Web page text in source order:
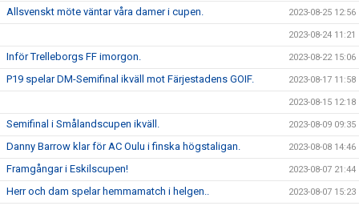
Allsvenskt möte väntar våra damer i cupen. 2023-08-25 12:56
2023-08-24 11:21
Inför Trelleborgs FF imorgon. 2023-08-22 15:06
P19 spelar DM-Semifinal ikväll mot Färjestadens GOIF. 2023-08-17 11:58
2023-08-15 12:18
Semifinal i Smålandscupen ikväll. 2023-08-09 09:35
Danny Barrow klar för AC Oulu i finska högstaligan. 2023-08-08 14:46
Framgångar i Eskilscupen! 2023-08-07 21:44
Herr och dam spelar hemmamatch i helgen.. 2023-08-07 15:23